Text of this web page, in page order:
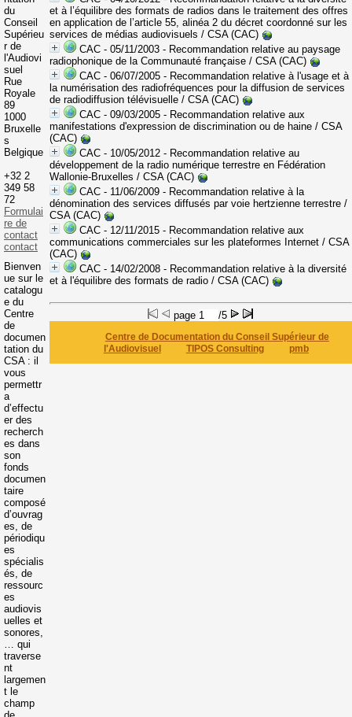
et à l’équilibre des formats de radios dans le traitement des offres
en application de l’article 55, alinéa 2 du décret coordonné sur les
services de médias audiovisuels / CSA (CAC)
CAC - 05/11/2003 - Recommandation relative au paysage
radiophonique de la Communauté française/ CSA (CAC)
CAC - 06/07/2005 - Recommandation relative à l'usage et à
la numérisation des radiofréquences pour la diffusion de services
de radiodiffusion télévisuelle/ CSA (CAC)
CAC - 09/03/2005 - Recommandation relative aux
manifestations d'expression de discrimination ou de haine/ CSA
(CAC)
CAC - 10/05/2012 - Recommandation relative au
développement de la radio numérique terrestre en Fédération
Wallonie-Bruxelles / CSA (CAC)
CAC - 11/06/2009 - Recommandation relative à la
dénomination des services diffusés par voie hertzienne terrestre/
CSA (CAC)
CAC - 12/11/2015 - Recommandation relative aux
communications commerciales sur les plateformes Internet/ CSA
(CAC)
CAC - 14/02/2008 - Recommandation relative à la diversité
et à l'équilibre des formats de radio/ CSA (CAC)
page /5
Centre de Documentation du Conseil Supérieur de
l'Audiovisuel
TIPOS Consulting pmb
du
Conseil
Supérieu
r de
l'Audiovi
suel
Rue
Royale
89
1000
Bruxelle
s
Belgique
+32 2
349 58
72
Formulai
re de
contact
contact
Bienven
ue sur le
catalogu
e du
Centre
de
documen
tation du
CSA : il
vous
permettr
a
d’effectu
er des
recherch
es dans
son
fonds
documen
taire
composé
d’ouvrag
es, de
périodiqu
es
spécialis
és, de
ressourc
es
audiovis
uelles et
sonores,
… qui
traverse
nt
largemen
t le
champ